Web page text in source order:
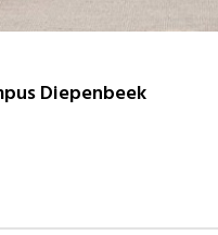
Diepenbeek